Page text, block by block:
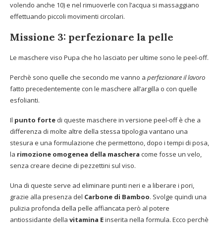
volendo anche 10) e nel rimuoverle con l’acqua si massaggiano
effettuando piccoli movimenti circolari.
Missione 3: perfezionare la pelle
Le maschere viso Pupa che ho lasciato per ultime sono le peel-off.
Perchè sono quelle che secondo me vanno a perfezionare il lavoro
fatto precedentemente con le maschere all’argilla o con quelle
esfolianti.
Il punto forte di queste maschere in versione peel-off è che a
differenza di molte altre della stessa tipologia vantano una
stesura e una formulazione che permettono, dopo i tempi di posa,
la rimozione omogenea della maschera come fosse un velo,
senza creare decine di pezzettini sul viso.
Una di queste serve ad eliminare punti neri e a liberare i pori,
grazie alla presenza del Carbone di Bamboo. Svolge quindi una
pulizia profonda della pelle affiancata però al potere
antiossidante della vitamina Einserita nella formula. Ecco perchè